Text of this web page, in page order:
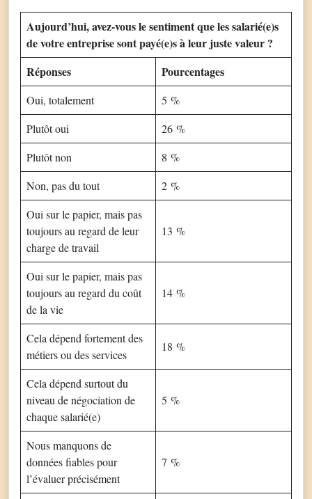
Aujourd’hui, avez-vous le sentiment que les salarié(e)s
de votre entreprise sont payé(e)s à leur juste valeur ?
Réponses
Pourcentages
Oui, totalement
5 %
Plutôt oui
26 %
Plutôt non
8 %
Non, pas du tout
2 %
Oui sur le papier, mais pas
toujours au regard de leur
charge de travail
13 %
Oui sur le papier, mais pas
toujours au regard du coût
de la vie
14 %
Cela dépend fortement des
métiers ou des services
18 %
Cela dépend surtout du
niveau de négociation de
chaque salarié(e)
5 %
Nous manquons de
données fiables pour
l’évaluer précisément
7 %